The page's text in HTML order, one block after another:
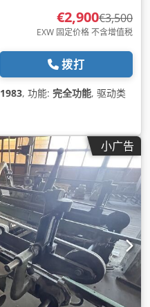
€2,900€3,500
EXW 固定价格 不含增值税
拨打
1983, 功能: 完全功能, 驱动类
小广告